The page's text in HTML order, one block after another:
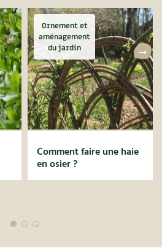
Ornement et
aménagement
du jardin
Comment faire une haie
en osier ?